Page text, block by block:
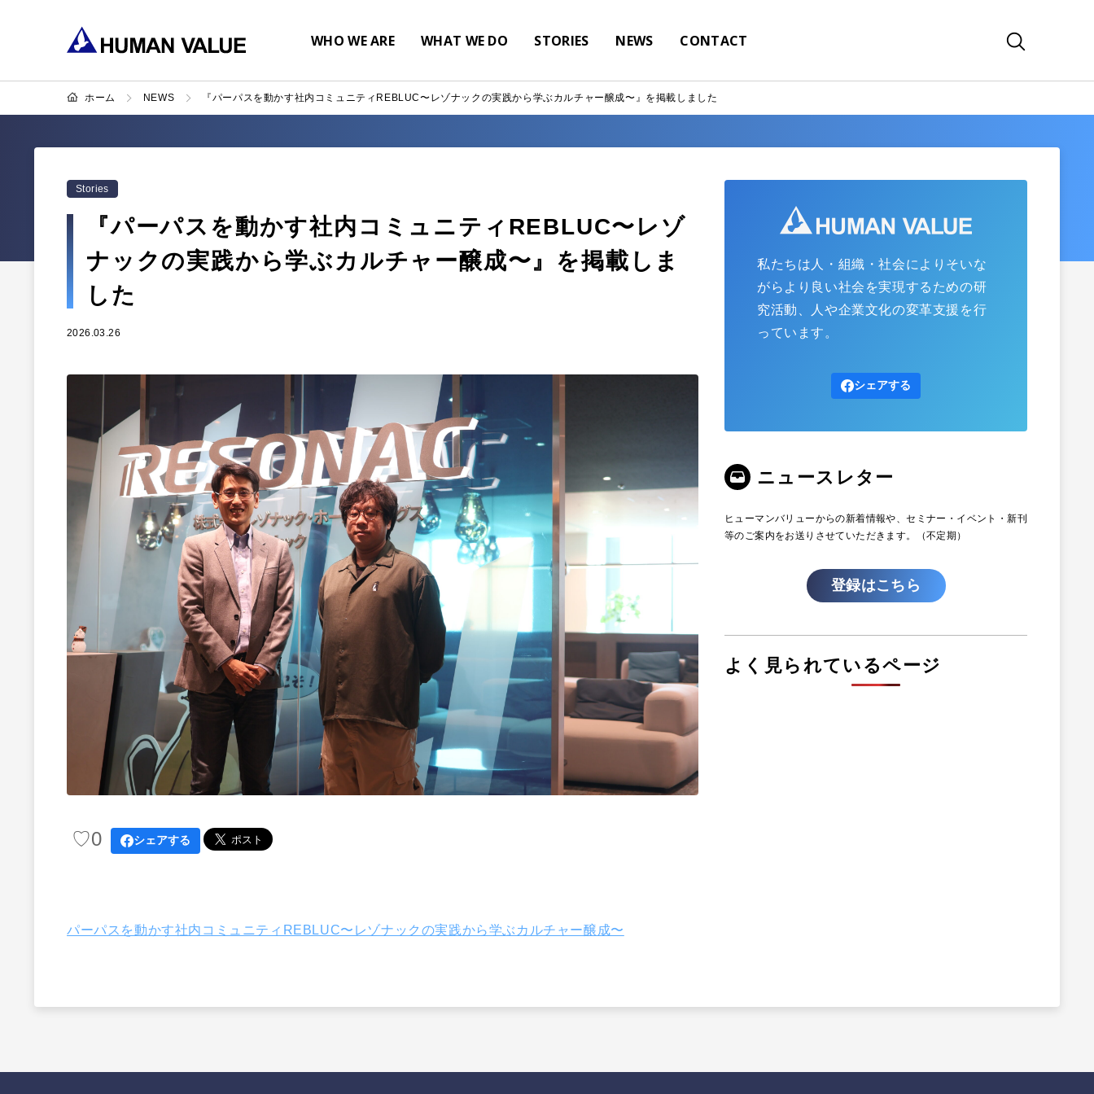
WHO WE ARE WHAT WE DO STORIES NEWS CONTACT
ホーム NEWS 『パーパスを動かす社内コミュニティREBLUC〜レゾナックの実践から学ぶカルチャー醸成〜』を掲載しました
Stories
『パーパスを動かす社内コミュニティREBLUC〜レゾ
ナックの実践から学ぶカルチャー醸成〜』を掲載しま
した
2026.03.26
♡0 シェアする
パーパスを動かす社内コミュニティREBLUC〜レゾナックの実践から学ぶカルチャー醸成〜
私たちは人・組織・社会によりそいな
がらより良い社会を実現するための研
究活動、人や企業文化の変革支援を行
っています。
シェアする
ニュースレター
ヒューマンバリューからの新着情報や、セミナー・イベント・新刊
等のご案内をお送りさせていただきます。（不定期）
登録はこちら
よく見られているページ